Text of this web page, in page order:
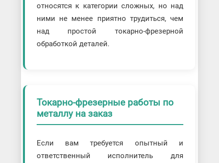
относятся к категории сложных, но над
ними не менее приятно трудиться, чем
над простой токарно-фрезерной
обработкой деталей.
Токарно-фрезерные работы по
металлу на заказ
Если вам требуется опытный и
ответственный исполнитель для